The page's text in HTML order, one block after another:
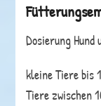
Dosierung
kleine Tiere bis
Tiere zwischen